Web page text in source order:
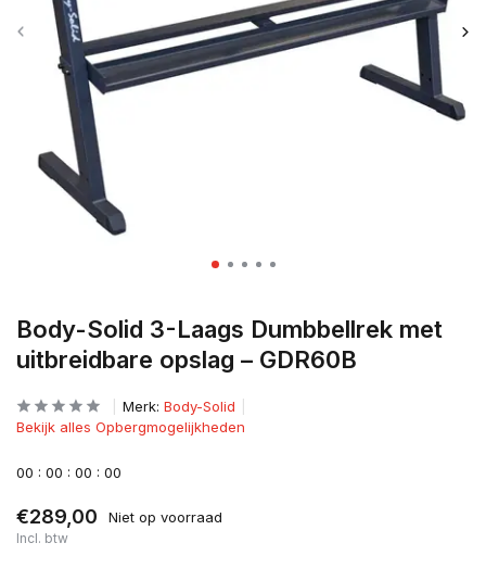
Body-Solid 3-Laags Dumbbellrek met
uitbreidbare opslag – GDR60B
Merk: Body-Solid
Bekijk alles Opbergmogelijkheden
00 : 00 : 00 : 00
€289,00 Niet op voorraad
Incl. btw